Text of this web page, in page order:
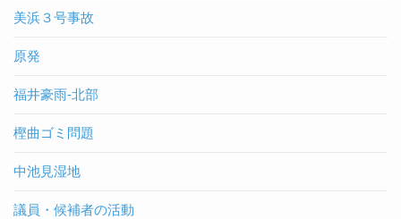
美浜３号事故
原発
福井豪雨-北部
樫曲ゴミ問題
中池見湿地
議員・候補者の活動